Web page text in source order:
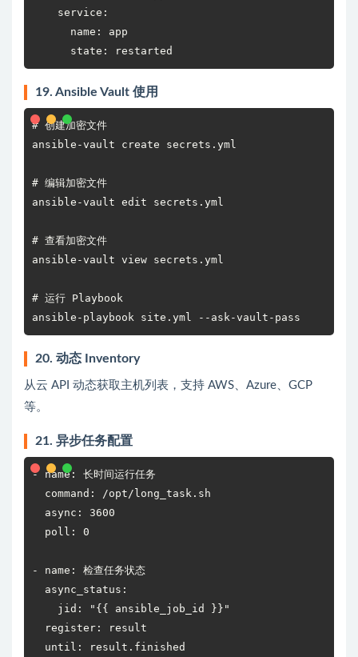
    service:
      name: app
      state: restarted
19. Ansible Vault 使用
# 创建加密文件
ansible-vault create secrets.yml
# 编辑加密文件
ansible-vault edit secrets.yml
# 查看加密文件
ansible-vault view secrets.yml
# 运行 Playbook
ansible-playbook site.yml --ask-vault-pass
20. 动态 Inventory
从云 API 动态获取主机列表，支持 AWS、Azure、GCP
等。
21. 异步任务配置
- name: 长时间运行任务
  command: /opt/long_task.sh
  async: 3600
  poll: 0
- name: 检查任务状态
  async_status:
    jid: "{{ ansible_job_id }}"
  register: result
  until: result.finished